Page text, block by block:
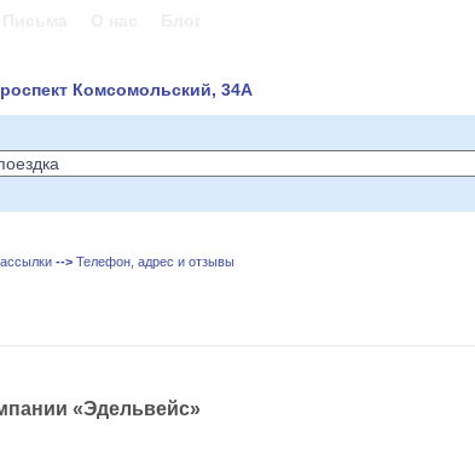
Комсомольский, 34А
--> Телефон, адрес и отзывы
«Эдельвейс»